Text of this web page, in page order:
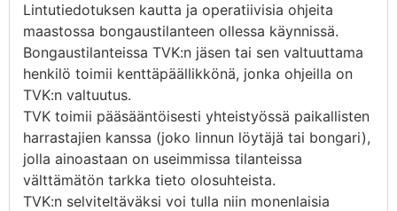
Lintutiedotuksen kautta ja operatiivisia ohjeita
maastossa bongaustilanteen ollessa käynnissä.
Bongaustilanteissa TVK:n jäsen tai sen valtuuttama
henkilö toimii kenttäpäällikkönä, jonka ohjeilla on
TVK:n valtuutus.
TVK toimii pääsääntöisesti yhteistyössä paikallisten
harrastajien kanssa (joko linnun löytäjä tai bongari),
jolla ainoastaan on useimmissa tilanteissa
välttämätön tarkka tieto olosuhteista.
TVK:n selviteltäväksi voi tulla niin monenlaisia